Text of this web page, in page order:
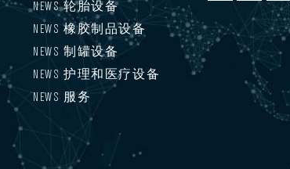
NEWS 轮胎设备
NEWS 橡胶制品设备
NEWS 制罐设备
NEWS 护理和医疗设备
NEWS 服务